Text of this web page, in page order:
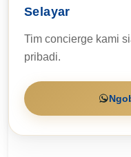
Selayar
Tim concierge kami
pribadi.